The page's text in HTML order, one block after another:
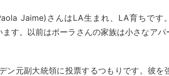
Jaime)さんはLA生まれ、LA育ちです
ます。以前はポーラさんの家族は小さなア
ン元副大統領に投票するつもりです。彼を